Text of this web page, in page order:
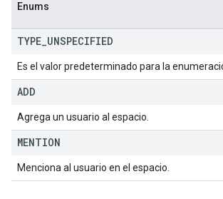
Enums
TYPE UNSPECIFIED
Es el valor predeterminado para la
ADD
Agrega un usuario al espacio.
MENTION
Menciona al usuario en el espacio.